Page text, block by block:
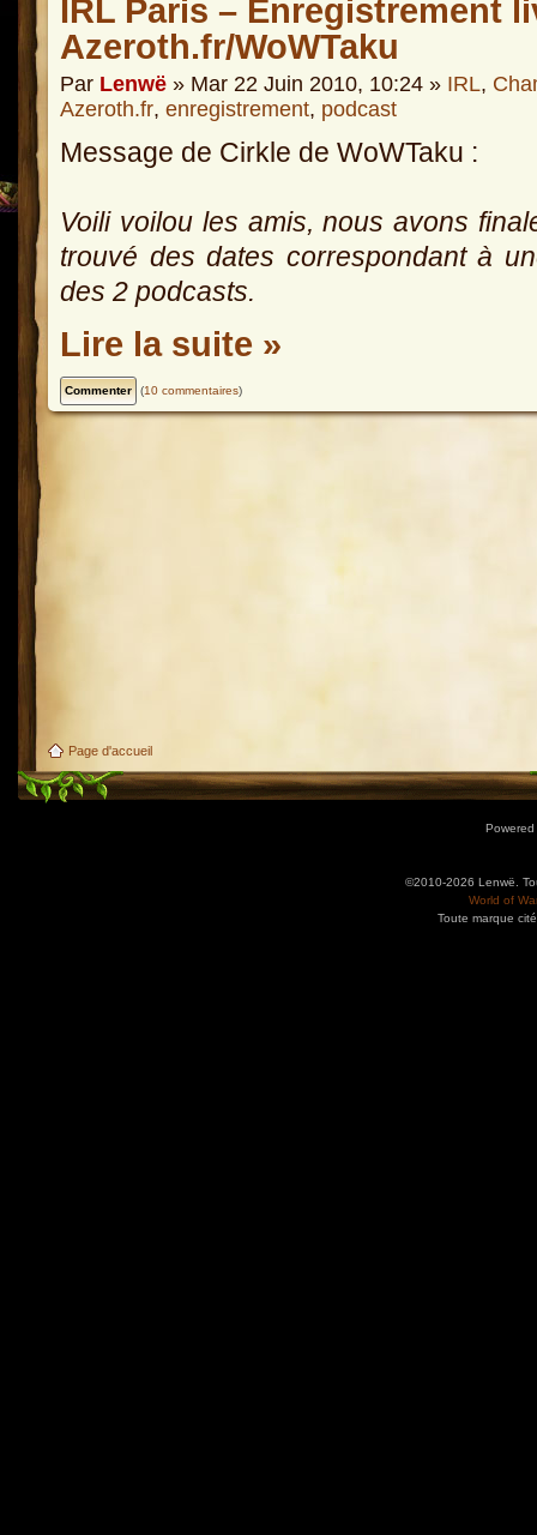
IRL Paris – Enregistrement
Azeroth.fr/WoWTaku
Par Lenwë » Mar 22 Juin 2010, 10:24 » IRL,
Azeroth.fr, enregistrement, podcast
Message de Cirkle de WoWTaku :
Voili voilou les amis, nous avons
trouvé des dates correspondant à
des 2 podcasts.
Lire la suite »
(10 commentaires)
Page d'accueil
©2010-2026 Lenwë.
World of
Toute marque